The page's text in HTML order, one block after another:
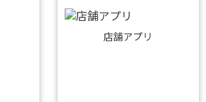
店舗アプリ